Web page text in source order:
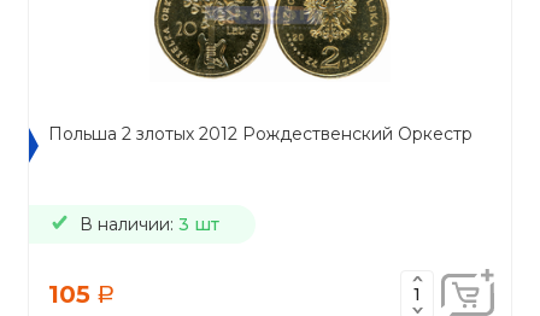
Польша 2 злотых 2012 Рождественский Оркестр
В наличии: 3 шт
105 a